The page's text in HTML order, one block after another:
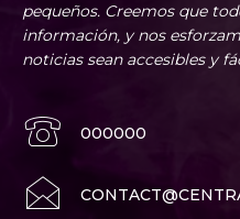
pequeños. Creemos que
información, y nos
noticias sean accesibles y
000000